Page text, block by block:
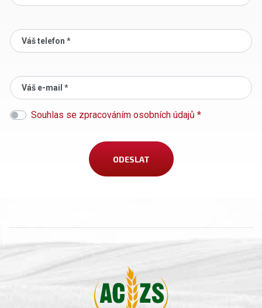
Váš telefon *
Váš e-mail *
Souhlas se zpracováním osobních údajů *